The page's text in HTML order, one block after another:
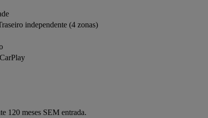
independente (4 zonas)
120 meses SEM entrada.